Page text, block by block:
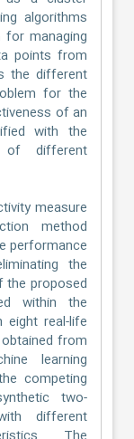
algorithms
managing
points from
the different
for the
of an
with the
of different
measure
method
performance
the
the proposed
within the
eight real-life
from
learning
competing
two-
different